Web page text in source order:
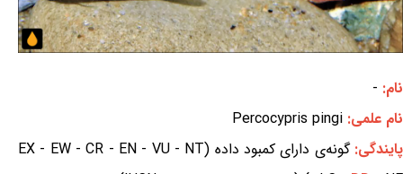
نام: -
نام علمی: Percocypris pingi
پایندگی:
گونه‌ی دارای کمبود داده (EX - EW - CR - EN - VU - NT